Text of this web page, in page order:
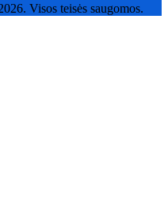
Visos teisės saugomos.